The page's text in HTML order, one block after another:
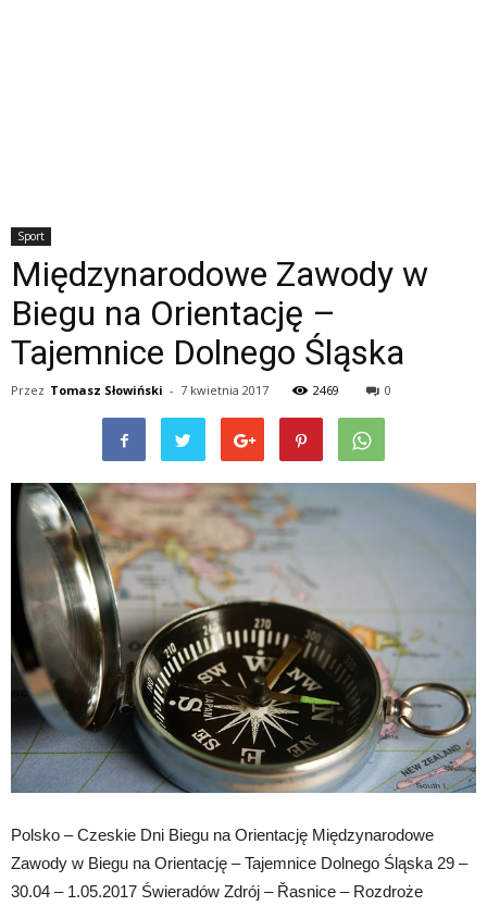
Sport
Międzynarodowe Zawody w
Biegu na Orientację –
Tajemnice Dolnego Śląska
Przez Tomasz Słowiński - 7 kwietnia 2017 2469 0
Polsko – Czeskie Dni Biegu na Orientację Międzynarodowe
Zawody w Biegu na Orientację – Tajemnice Dolnego Śląska 29 –
30.04 – 1.05.2017 Świeradów Zdrój – Řasnice – Rozdroże